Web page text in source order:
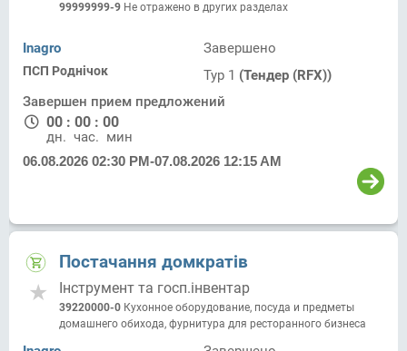
99999999-9 Не отражено в других разделах
Inagro
ПСП Роднічок
Завершено
Тур 1 (Тендер (RFX))
Завершен прием предложений
00 : 00 : 00
дн. час. мин.
06.08.2026 02:30 PM-07.08.2026 12:15 AM
Постачання домкратів
Інструмент та госп.інвентар
39220000-0 Кухонное оборудование, посуда и предметы
домашнего обихода, фурнитура для ресторанного бизнеса